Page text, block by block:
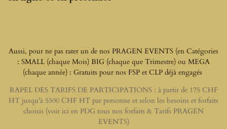
Aussi, pour ne pas rater un de nos PRAGEN EVENTS (en Catégories
: SMALL (chaque Mois) BIG (chaque que Trimestre) ou MEGA
(chaque année) : Gratuits pour nos FSP et CLP déjà engagés
RAPEL DES TARIFS DE PARTICIPATIONS : à partir de 175 CHF
HT jusqu'à 5500 CHF HT par personne et selon les besoins et forfaits
choisis (voir ici en PDG tous nos forfaits & Tarifs PRAGEN
EVENTS)